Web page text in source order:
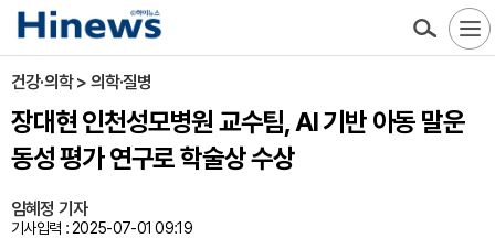
건강·의학 > 의학·질병
장대현 인천성모병원 교수팀, AI 기반 아동 말운
동성 평가 연구로 학술상 수상
임혜정 기자
기사입력 : 2025-07-01 09:19